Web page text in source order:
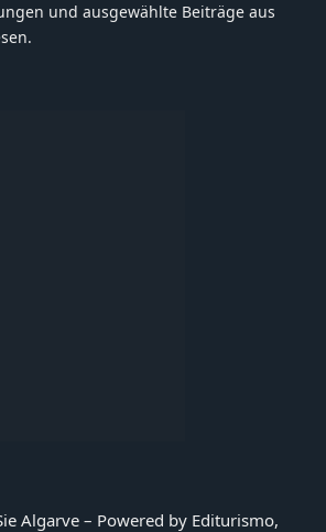
und ausgewählte Beiträge aus
Algarve – Powered by Editurismo,